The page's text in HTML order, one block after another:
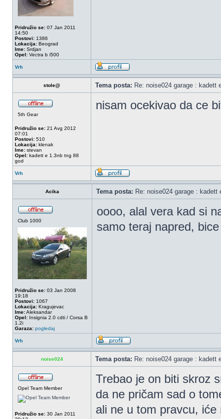
Pridružio se: 07 Jan 2011
14:50
Postovi: 1386
Lokacija: Beograd
Ime: Srdjan
Opel: Vectra b i500
Vrh
stole@ Tema posta: Re: noise024 garage : kadett
5th Gear
Pridružio se: 21 Avg 2012
07:01
Postovi: 510
Lokacija: klenak
Ime: stevan
Opel: kadett e 1.3nb tng 88
god
nisam ocekivao da ce
Vrh
Acika Tema posta: Re: noise024 garage : kadett
Club 1000
Pridružio se: 03 Jan 2008
19:18
Postovi: 1067
Lokacija: Kragujevac
Ime:Aleksandar
Opel: Insignia 2.0 cdti / Corsa B
1.2i
Garaza: pogledaj
oooo, alal vera kad si
samo teraj napred,
Vrh
noise024 Tema posta: Re: noise024 garage : kadett
Opel Team Member
Pridružio se: 30 Jan 2011
Trebao je on biti skroz
da ne pričam sad o
ali ne u tom pravcu,